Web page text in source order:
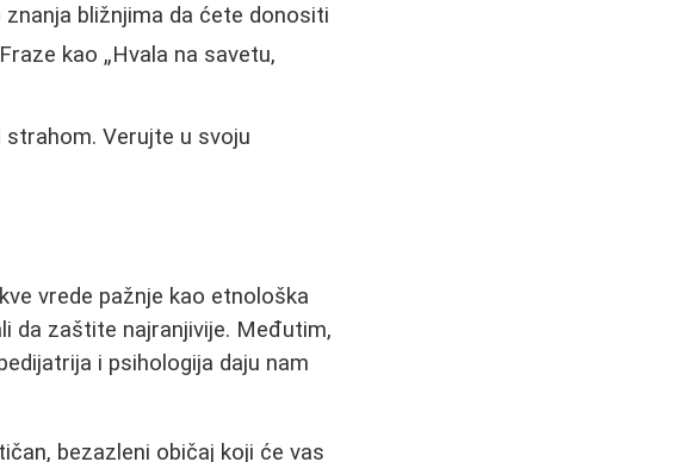
bližnjima da ćete donositi
kao „Hvala na savetu,
strahom. Verujte u svoju
vrede pažnje kao etnološka
da zaštite najranjivije. Međutim,
i psihologija daju nam
bezazleni običaj koji će vas